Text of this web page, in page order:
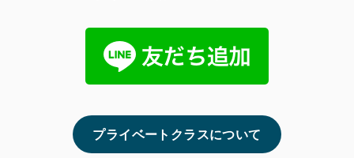
プライベートクラスについて